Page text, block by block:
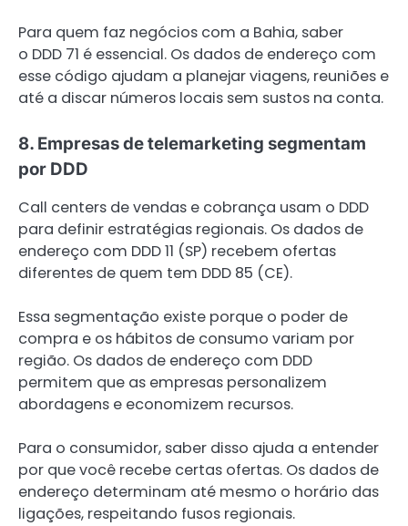
Para quem faz negócios com a Bahia, saber
o DDD 71 é essencial. Os dados de endereço com
esse código ajudam a planejar viagens, reuniões e
até a discar números locais sem sustos na conta.
8. Empresas de telemarketing segmentam
por DDD
Call centers de vendas e cobrança usam o DDD
para definir estratégias regionais. Os dados de
endereço com DDD 11 (SP) recebem ofertas
diferentes de quem tem DDD 85 (CE).
Essa segmentação existe porque o poder de
compra e os hábitos de consumo variam por
região. Os dados de endereço com DDD
permitem que as empresas personalizem
abordagens e economizem recursos.
Para o consumidor, saber disso ajuda a entender
por que você recebe certas ofertas. Os dados de
endereço determinam até mesmo o horário das
ligações, respeitando fusos regionais.